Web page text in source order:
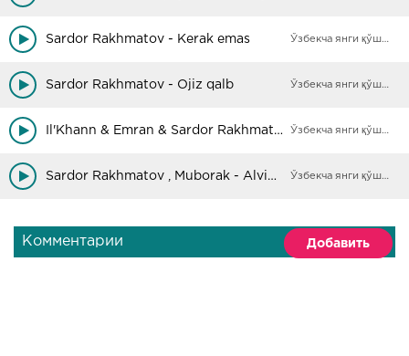
Sardor Rakhmatov - Kerak emas Ўзбекча янги қўшиқлар
Sardor Rakhmatov - Ojiz qalb Ўзбекча янги қўшиқлар
Il'Khann & Emran & Sardor Rakhmatov - Yo'qchilik Ўзбекча янги қўшиқлар
Sardor Rakhmatov , Muborak - Alvido Ўзбекча янги қўшиқлар
Комментарии Добавить